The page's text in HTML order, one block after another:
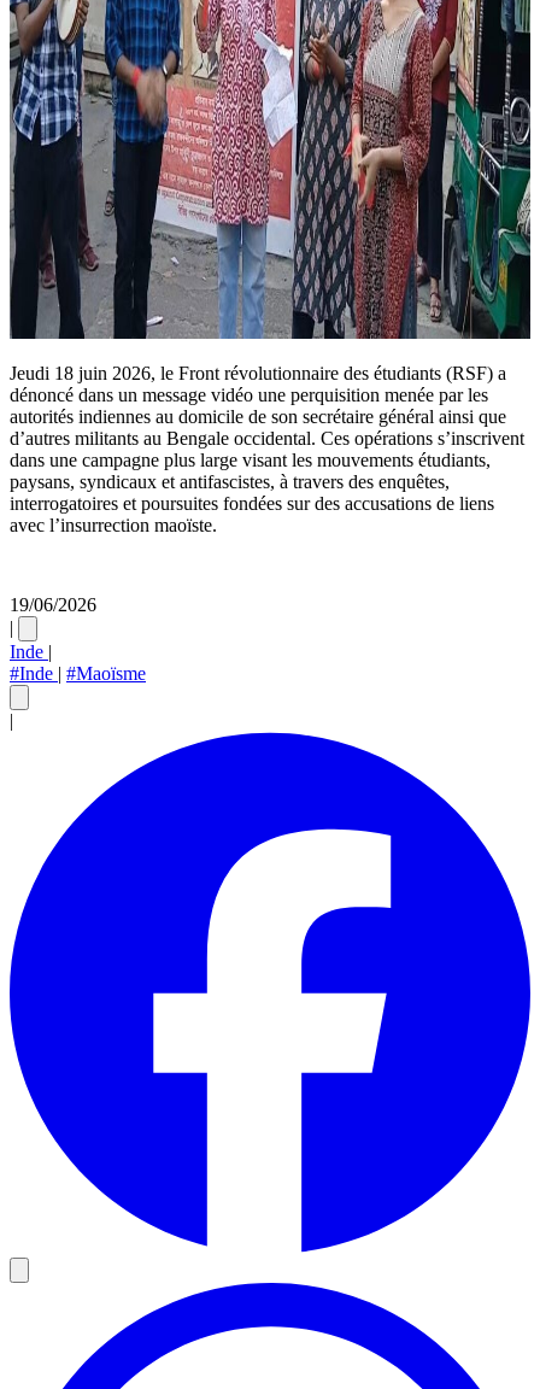
Jeudi 18 juin 2026, le Front révolutionnaire des étudiants (RSF) a
dénoncé dans un message vidéo une perquisition menée par les
autorités indiennes au domicile de son secrétaire général ainsi que
d’autres militants au Bengale occidental. Ces opérations s’inscrivent
dans une campagne plus large visant les mouvements étudiants,
paysans, syndicaux et antifascistes, à travers des enquêtes,
interrogatoires et poursuites fondées sur des accusations de liens
avec l’insurrection maoïste.
En cliquant, vous acceptez le chargement de contenu depuis un
service externe.
19/06/2026
|
Inde |
#Inde | #Maoïsme
|